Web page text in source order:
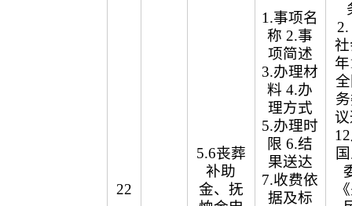
22
5.6丧葬
补助
金、抚
1.事项名
称 2.事
项简述
3.办理材
料 4.办
理方式
5.办理时
限 6.结
果送达
7.收费依
据及标